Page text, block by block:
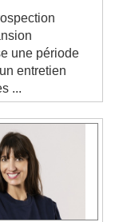
une période
entretien
...